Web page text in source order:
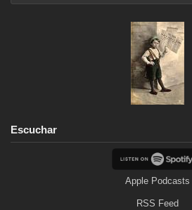
Escuchar
Apple Podcasts
RSS Feed